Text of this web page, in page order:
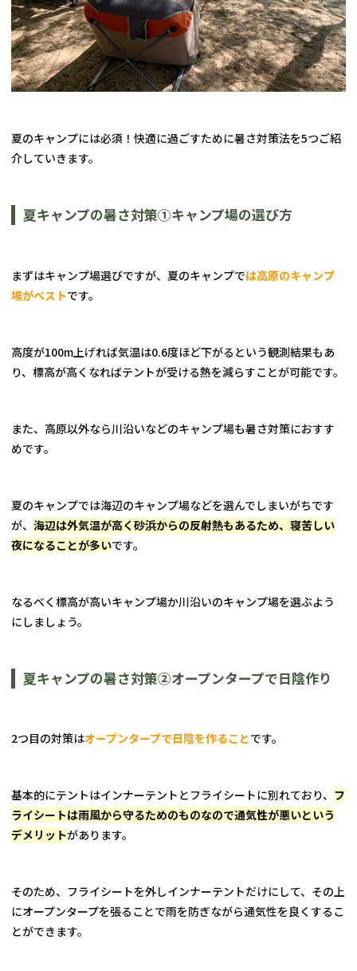
夏のキャンプには必須！快適に過ごすために暑さ対策法を5つご紹
介していきます。
夏キャンプの暑さ対策①キャンプ場の選び方
まずはキャンプ場選びですが、夏のキャンプでは高原のキャンプ
場がベストです。
高度が100m上げれば気温は0.6度ほど下がるという観測結果もあ
り、標高が高くなればテントが受ける熱を減らすことが可能です。
また、高原以外なら川沿いなどのキャンプ場も暑さ対策におすす
めです。
夏のキャンプでは海辺のキャンプ場などを選んでしまいがちです
が、海辺は外気温が高く砂浜からの反射熱もあるため、寝苦しい
夜になることが多いです。
なるべく標高が高いキャンプ場か川沿いのキャンプ場を選ぶよう
にしましょう。
夏キャンプの暑さ対策②オープンタープで日陰作り
2つ目の対策はオープンタープで日陰を作ることです。
基本的にテントはインナーテントとフライシートに別れており、 フ
ライシートは雨風から守るためのものなので通気性が悪いという
デメリットがあります。
そのため、フライシートを外しインナーテントだけにして、その上
にオープンタープを張ることで雨を防ぎながら通気性を良くするこ
とができます。